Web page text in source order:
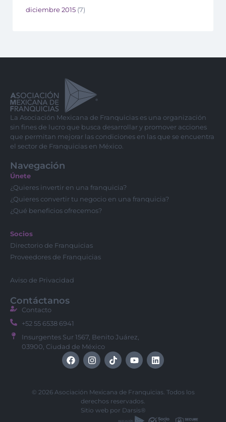
diciembre 2015 (7)
La Asociación Mexicana de Franquicias es una organización
sin fines de lucro que busca desarrollar y promover acciones
que permitan mejorar las condiciones en las que se encuentra
el sector de Franquicias en México.
Navegación
Únete
¿Quieres invertir en una franquicia?
¿Quieres convertir tu negocio en una franquicia?
¿Qué beneficios ofrecemos?
Socios
Directorio de Franquicias
Proveedores de Franquicias
Aviso de Privacidad
Contáctanos
Contacto
+52 55 6538 6941
Insurgentes Sur 1567, Benito Juárez,
03900, Ciudad de México
© 2026 Asociación Mexicana de Franquicias. Todos los
derechos reservados.
Sitio web por Darsis®